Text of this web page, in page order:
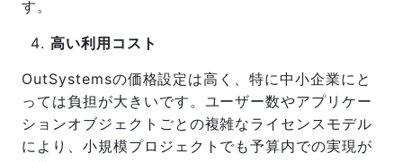
す。
高い利用コスト
OutSystemsの価格設定は高く、特に中小企業にと
っては負担が大きいです。ユーザー数やアプリケー
ションオブジェクトごとの複雑なライセンスモデル
により、小規模プロジェクトでも予算内での実現が